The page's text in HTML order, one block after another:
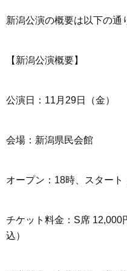
新潟公演の概要は以下の通
【新潟公演概要】
公演日：11月29日（金）
会場：新潟県民会館
オープン：18時、スタート
チケット料金：S席 12,000
込）